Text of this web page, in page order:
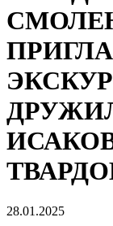
28.01.2025